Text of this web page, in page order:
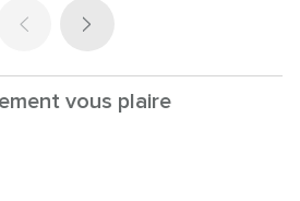
vous plaire